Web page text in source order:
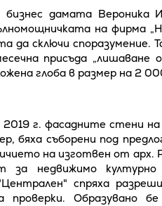
бизнес дамата Вероника
на фирма
да сключи споразумение.
присъда
глоба в размер на 2
г. фасадните стени
бяха съборени под
на изготвен от арх.
за недвижимо
спряха
проверки. Образувано